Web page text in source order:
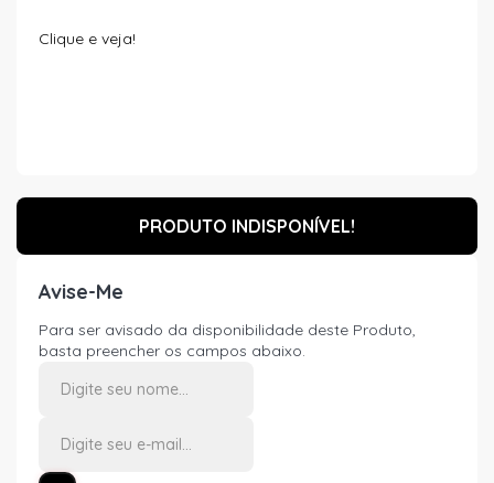
Clique e veja!
PRODUTO INDISPONÍVEL!
Avise-Me
Para ser avisado da disponibilidade deste Produto,
basta preencher os campos abaixo.